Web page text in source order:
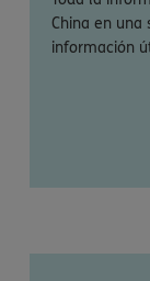
China en una
información